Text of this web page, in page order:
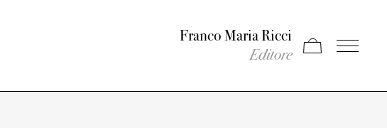
Franco Maria Ricci
Editore Apri carrello
Apri il